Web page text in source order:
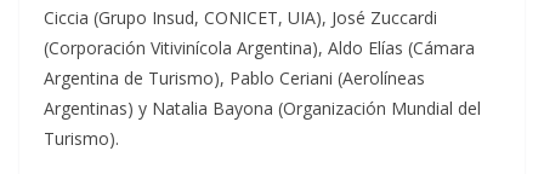
Ciccia (Grupo Insud, CONICET, UIA), José Zuccardi
(Corporación Vitivinícola Argentina), Aldo Elías (Cámara
Argentina de Turismo), Pablo Ceriani (Aerolíneas
Argentinas) y Natalia Bayona (Organización Mundial del
Turismo).